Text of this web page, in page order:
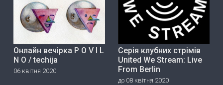
Онлайн вечірка P O V I L
N O / techija
06 квітня 2020
Серія клубних стрімів
United We Stream: Live
From Berlin
до 08 квітня 2020